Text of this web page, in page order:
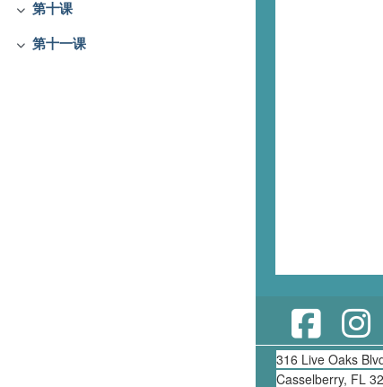
折叠
第十课
折叠
第十一课
316 Live Oaks
Casselberry, FL